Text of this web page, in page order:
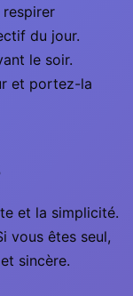
du jour.
le soir.
et portez-la
et la simplicité.
vous êtes seul,
sincère.